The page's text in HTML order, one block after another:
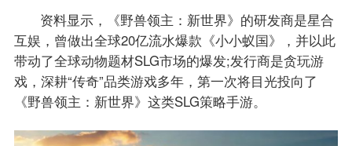
资料显示，《野兽领主：新世界》的研发商是星合
互娱，曾做出全球20亿流水爆款《小小蚁国》，并以此
带动了全球动物题材SLG市场的爆发;发行商是贪玩游
戏，深耕“传奇”品类游戏多年，第一次将目光投向了
《野兽领主：新世界》这类SLG策略手游。